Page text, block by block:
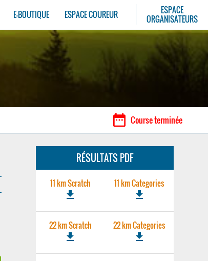
E-BOUTIQUE ESPACE COUREUR
ESPACE
ORGANISATEURS
date_range Course terminée
RÉSULTATS PDF
11 km Scratch
file_download
11 km Categories
file_download
22 km Scratch
file_download
22 km Categories
file_download